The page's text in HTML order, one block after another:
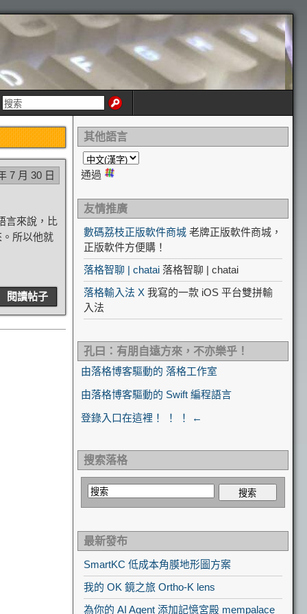
7 月 30 日
言來說，比
所以他就
閱讀帖子
其他語言
通過
友情推廣
數碼荔枝正版軟件商城 老牌正版軟件商城，
正版軟件方便購！
落格智聊 | chatai 落格智聊 | chatai
落格輸入法 X 我寫的一款 iOS 平台雙拼輸
入法
孔曰：有朋自遠方來，不亦樂乎！
由落格博客驅動的 落格工作室
由落格博客驅動的 Swift 編程語言
登錄入口在這裡！ ！ ！ ←
搜索落格
最新發布
SmartKC 低成本角膜地形圖方案
我的 OK 鏡之旅 Ortho-K lens
為你的 AI Agent 添加記憶宮殿 mempalace